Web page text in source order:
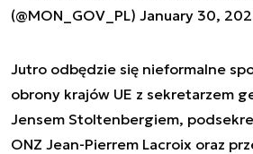
(@MON_GOV_PL) January 30,
Jutro odbędzie się nieformalne
obrony krajów UE z sekretarzem
Jensem Stoltenbergiem,
ONZ Jean-Pierrem Lacroix oraz